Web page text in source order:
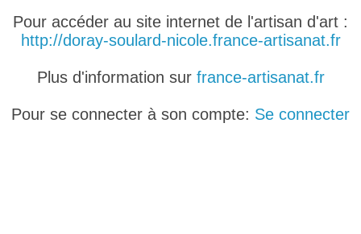
Pour accéder au site internet de l'artisan d'art :
http://doray-soulard-nicole.france-artisanat.fr
Plus d'information sur france-artisanat.fr
Pour se connecter à son compte: Se connecter